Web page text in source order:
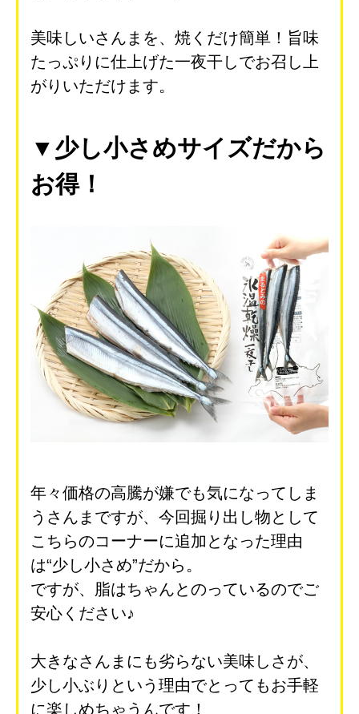
美味しいさんまを、焼くだけ簡単！旨味
たっぷりに仕上げた一夜干しでお召し上
がりいただけます。
▼少し小さめサイズだから
お得！
年々価格の高騰が嫌でも気になってしま
うさんまですが、今回掘り出し物として
こちらのコーナーに追加となった理由
は“少し小さめ”だから。
ですが、脂はちゃんとのっているのでご
安心ください♪
大きなさんまにも劣らない美味しさが、
少し小ぶりという理由でとってもお手軽
に楽しめちゃうんです！